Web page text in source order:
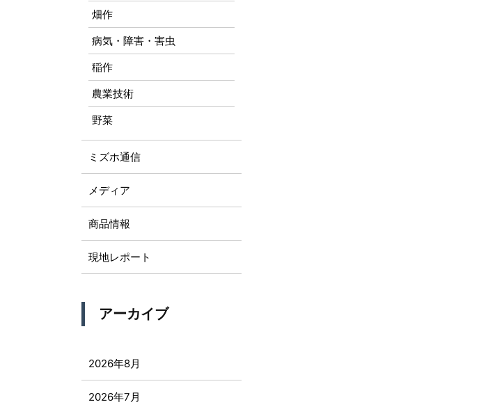
畑作
病気・障害・害虫
稲作
農業技術
野菜
ミズホ通信
メディア
商品情報
現地レポート
アーカイブ
2026年8月
2026年7月